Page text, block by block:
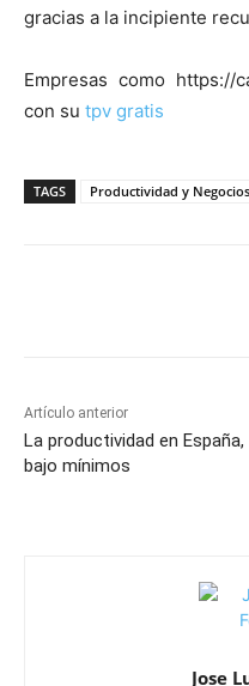
gracias a la incipiente
Empresas como https://
con su tpv gratis
TAGS Productividad y Negocios
Artículo anterior
La productividad en España,
bajo mínimos
Jose